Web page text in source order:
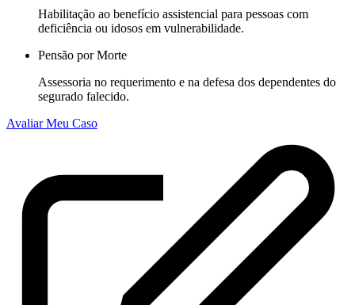
Habilitação ao benefício assistencial para pessoas com
deficiência ou idosos em vulnerabilidade.
Pensão por Morte
Assessoria no requerimento e na defesa dos dependentes do
segurado falecido.
Avaliar Meu Caso